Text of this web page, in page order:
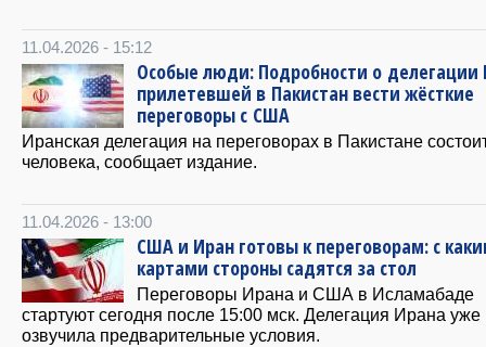
11.04.2026 - 15:12
Особые люди: Подробности о делегации
прилетевшей в Пакистан вести жёсткие
переговоры с США
Иранская делегация на переговорах в Пакистане
человека, сообщает издание.
11.04.2026 - 13:00
США и Иран готовы к переговорам: с
картами стороны садятся за стол
Переговоры Ирана и США в Исламабаде
стартуют сегодня после 15:00 мск. Делегация Ирана уже
озвучила предварительные условия.